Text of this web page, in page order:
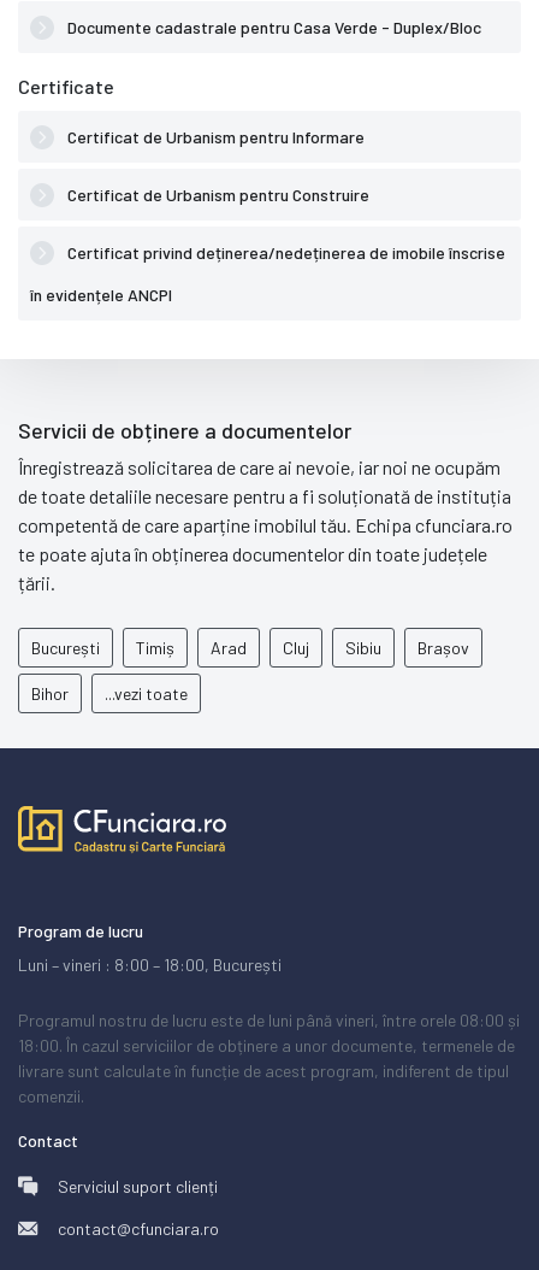
Documente cadastrale pentru Casa Verde - Duplex/Bloc
Certificate
Certificat de Urbanism pentru Informare
Certificat de Urbanism pentru Construire
Certificat privind deținerea/nedeținerea de imobile înscrise
în evidențele ANCPI
Servicii de obținere a documentelor
Înregistrează solicitarea de care ai nevoie, iar noi ne ocupăm
de toate detaliile necesare pentru a fi soluționată de instituția
competentă de care aparține imobilul tău. Echipa cfunciara.ro
te poate ajuta în obținerea documentelor din toate județele
țării.
București Timiș Arad Cluj Sibiu Brașov
Bihor ...vezi toate
Program de lucru
Luni – vineri : 8:00 – 18:00, București
Programul nostru de lucru este de luni până vineri, între orele 08:00 și
18:00. În cazul serviciilor de obținere a unor documente, termenele de
livrare sunt calculate în funcție de acest program, indiferent de tipul
comenzii.
Contact
Serviciul suport clienți
contact@cfunciara.ro